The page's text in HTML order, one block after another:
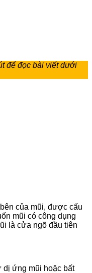
để đọc bài viết dưới
của mũi, được cấu
mũi có công dụng
là cửa ngõ đầu tiên
dị ứng mũi hoặc bất